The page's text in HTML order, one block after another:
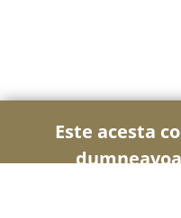
Este acesta